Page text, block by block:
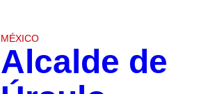
MÉXICO
Alcalde de